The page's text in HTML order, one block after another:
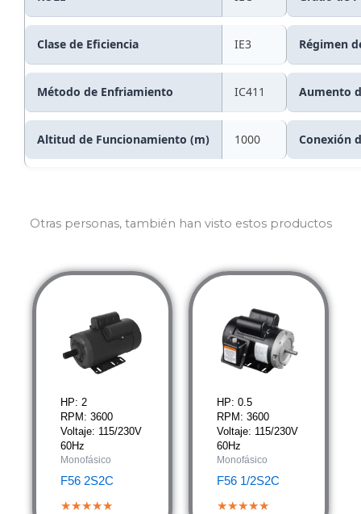
Clase de Eficiencia IE3 Régimen
Método de Enfriamiento IC411 Aumento
Altitud de Funcionamiento (m) 1000 Conexión
Otras personas, también han visto estos productos
HP: 2
RPM: 3600
Voltaje: 115/230V
60Hz
Monofásico
F56 2S2C
★★★★★
HP: 0.5
RPM: 3600
Voltaje: 115/230V
60Hz
Monofásico
F56 1/2S2C
★★★★★